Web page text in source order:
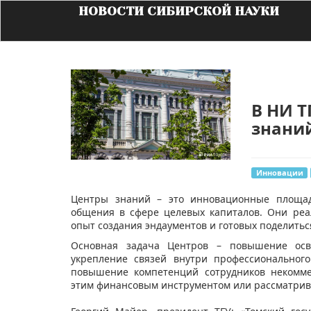
НОВОСТИ СИБИРСКОЙ НАУКИ
В НИ
Инновации
​Центры знаний – это инновационные
общения в сфере целевых капиталов. Они
опыт создания эндаументов и готовых
Основная задача Центров – повышение
укрепление связей внутри
повышение компетенций сотрудников
этим финансовым инструментом или